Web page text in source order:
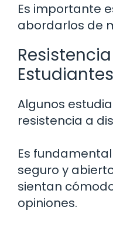
Es importante
abordarlos de
Estudiantes
Algunos
resistencia a
Es
seguro y
sientan
opiniones.